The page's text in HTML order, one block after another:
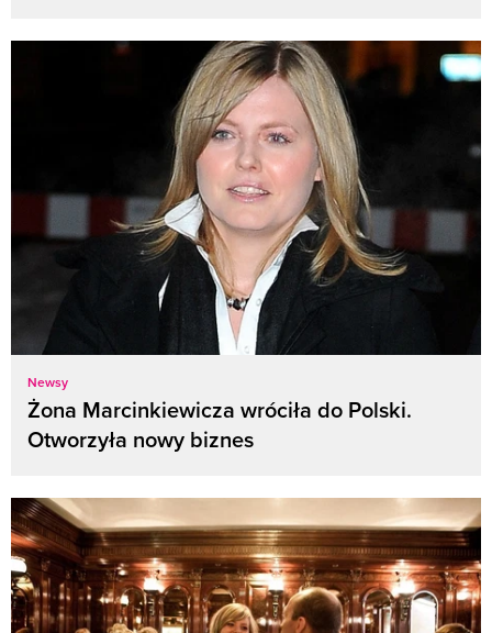
Newsy
Żona Marcinkiewicza wróciła do Polski.
Otworzyła nowy biznes